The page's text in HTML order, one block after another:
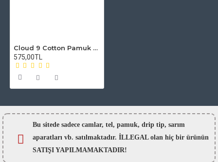
Cloud 9 Cotton Pamuk - Orijinal
575,00TL
Bu sitede sadece camlar, tel, pamuk, drip tip, sarım
aparatları vb. satılmaktadır. İLLEGAL olan hiç bir ürünün
SATIŞI YAPILMAMAKTADIR!